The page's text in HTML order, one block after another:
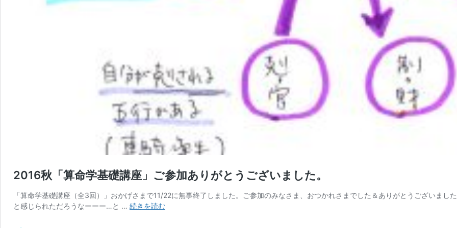
2016秋「算命学基礎講座」ご参加ありがとうございました。
「算命学基礎講座（全3回）」おかげさまで11/22に無事終了しました。ご参加のみなさま、おつかれさまでした＆ありがとうございま
と感じられただろうなーーー…と … 続きを読む2016